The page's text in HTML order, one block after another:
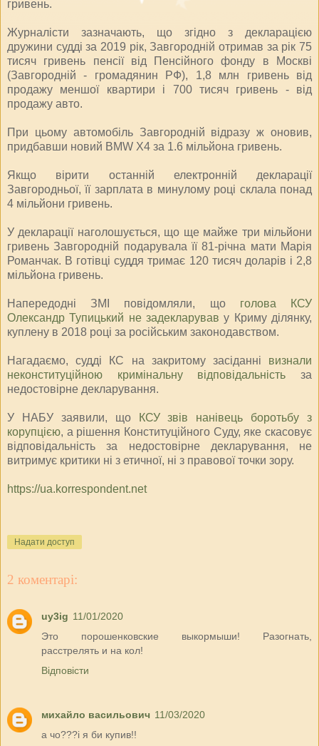
гривень.
Журналісти зазначають, що згідно з декларацією
дружини судді за 2019 рік, Завгородній отримав за рік 75
тисяч гривень пенсії від Пенсійного фонду в Москві
(Завгородній - громадянин РФ), 1,8 млн гривень від
продажу меншої квартири і 700 тисяч гривень - від
продажу авто.
При цьому автомобіль Завгородній відразу ж оновив,
придбавши новий BMW X4 за 1.6 мільйона гривень.
Якщо вірити останній електронній декларації
Завгородньої, її зарплата в минулому році склала понад
4 мільйони гривень.
У декларації наголошується, що ще майже три мільйони
гривень Завгородній подарувала її 81-річна мати Марія
Романчак. В готівці суддя тримає 120 тисяч доларів і 2,8
мільйона гривень.
Напередодні ЗМІ повідомляли, що голова КСУ
Олександр Тупицький не задекларував у Криму ділянку,
куплену в 2018 році за російським законодавством.
Нагадаємо, судді КС на закритому засіданні визнали
неконституційною кримінальну відповідальність за
недостовірне декларування.
У НАБУ заявили, що
КСУ звів нанівець боротьбу з
корупцією, а рішення Конституційного Суду, яке скасовує
відповідальність за недостовірне декларування, не
витримує критики ні з етичної, ні з правової точки зору.
https://ua.korrespondent.net
Надати доступ
2 коментарі:
uy3ig 11/01/2020
Это порошенковские выкормыши! Разогнать,
расстрелять и на кол!
Відповісти
михайло васильович 11/03/2020
а чо???і я би купив!!